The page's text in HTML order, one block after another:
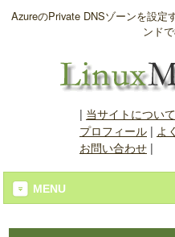
AzureのPrivate DNSゾーンを設定
ンド
| 当サイトについて
プロフィール| よ
お問い合わせ|
MENU